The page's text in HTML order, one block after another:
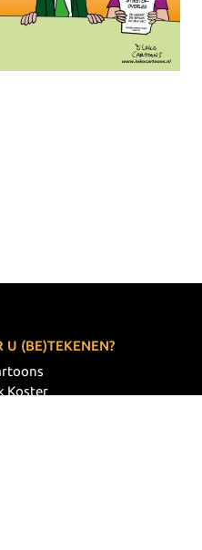
U (BE)TEKENEN?
Koster